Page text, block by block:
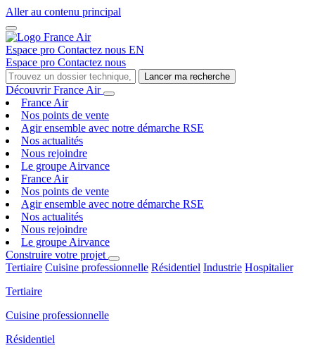
Aller au contenu principal
Espace pro Contactez nous EN
Espace pro Contactez nous
Lancer ma recherche
Découvrir France Air
France Air
Nos points de vente
Agir ensemble avec notre démarche RSE
Nos actualités
Nous rejoindre
Le groupe Airvance
France Air
Nos points de vente
Agir ensemble avec notre démarche RSE
Nos actualités
Nous rejoindre
Le groupe Airvance
Construire votre projet
Tertiaire Cuisine professionnelle Résidentiel Industrie Hospitalier
Tertiaire
Cuisine professionnelle
Résidentiel